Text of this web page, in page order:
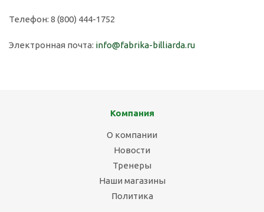
Телефон: 8 (800) 444-1752
Электронная почта: info@fabrika-billiarda.ru
Компания
О компании
Новости
Тренеры
Наши магазины
Политика